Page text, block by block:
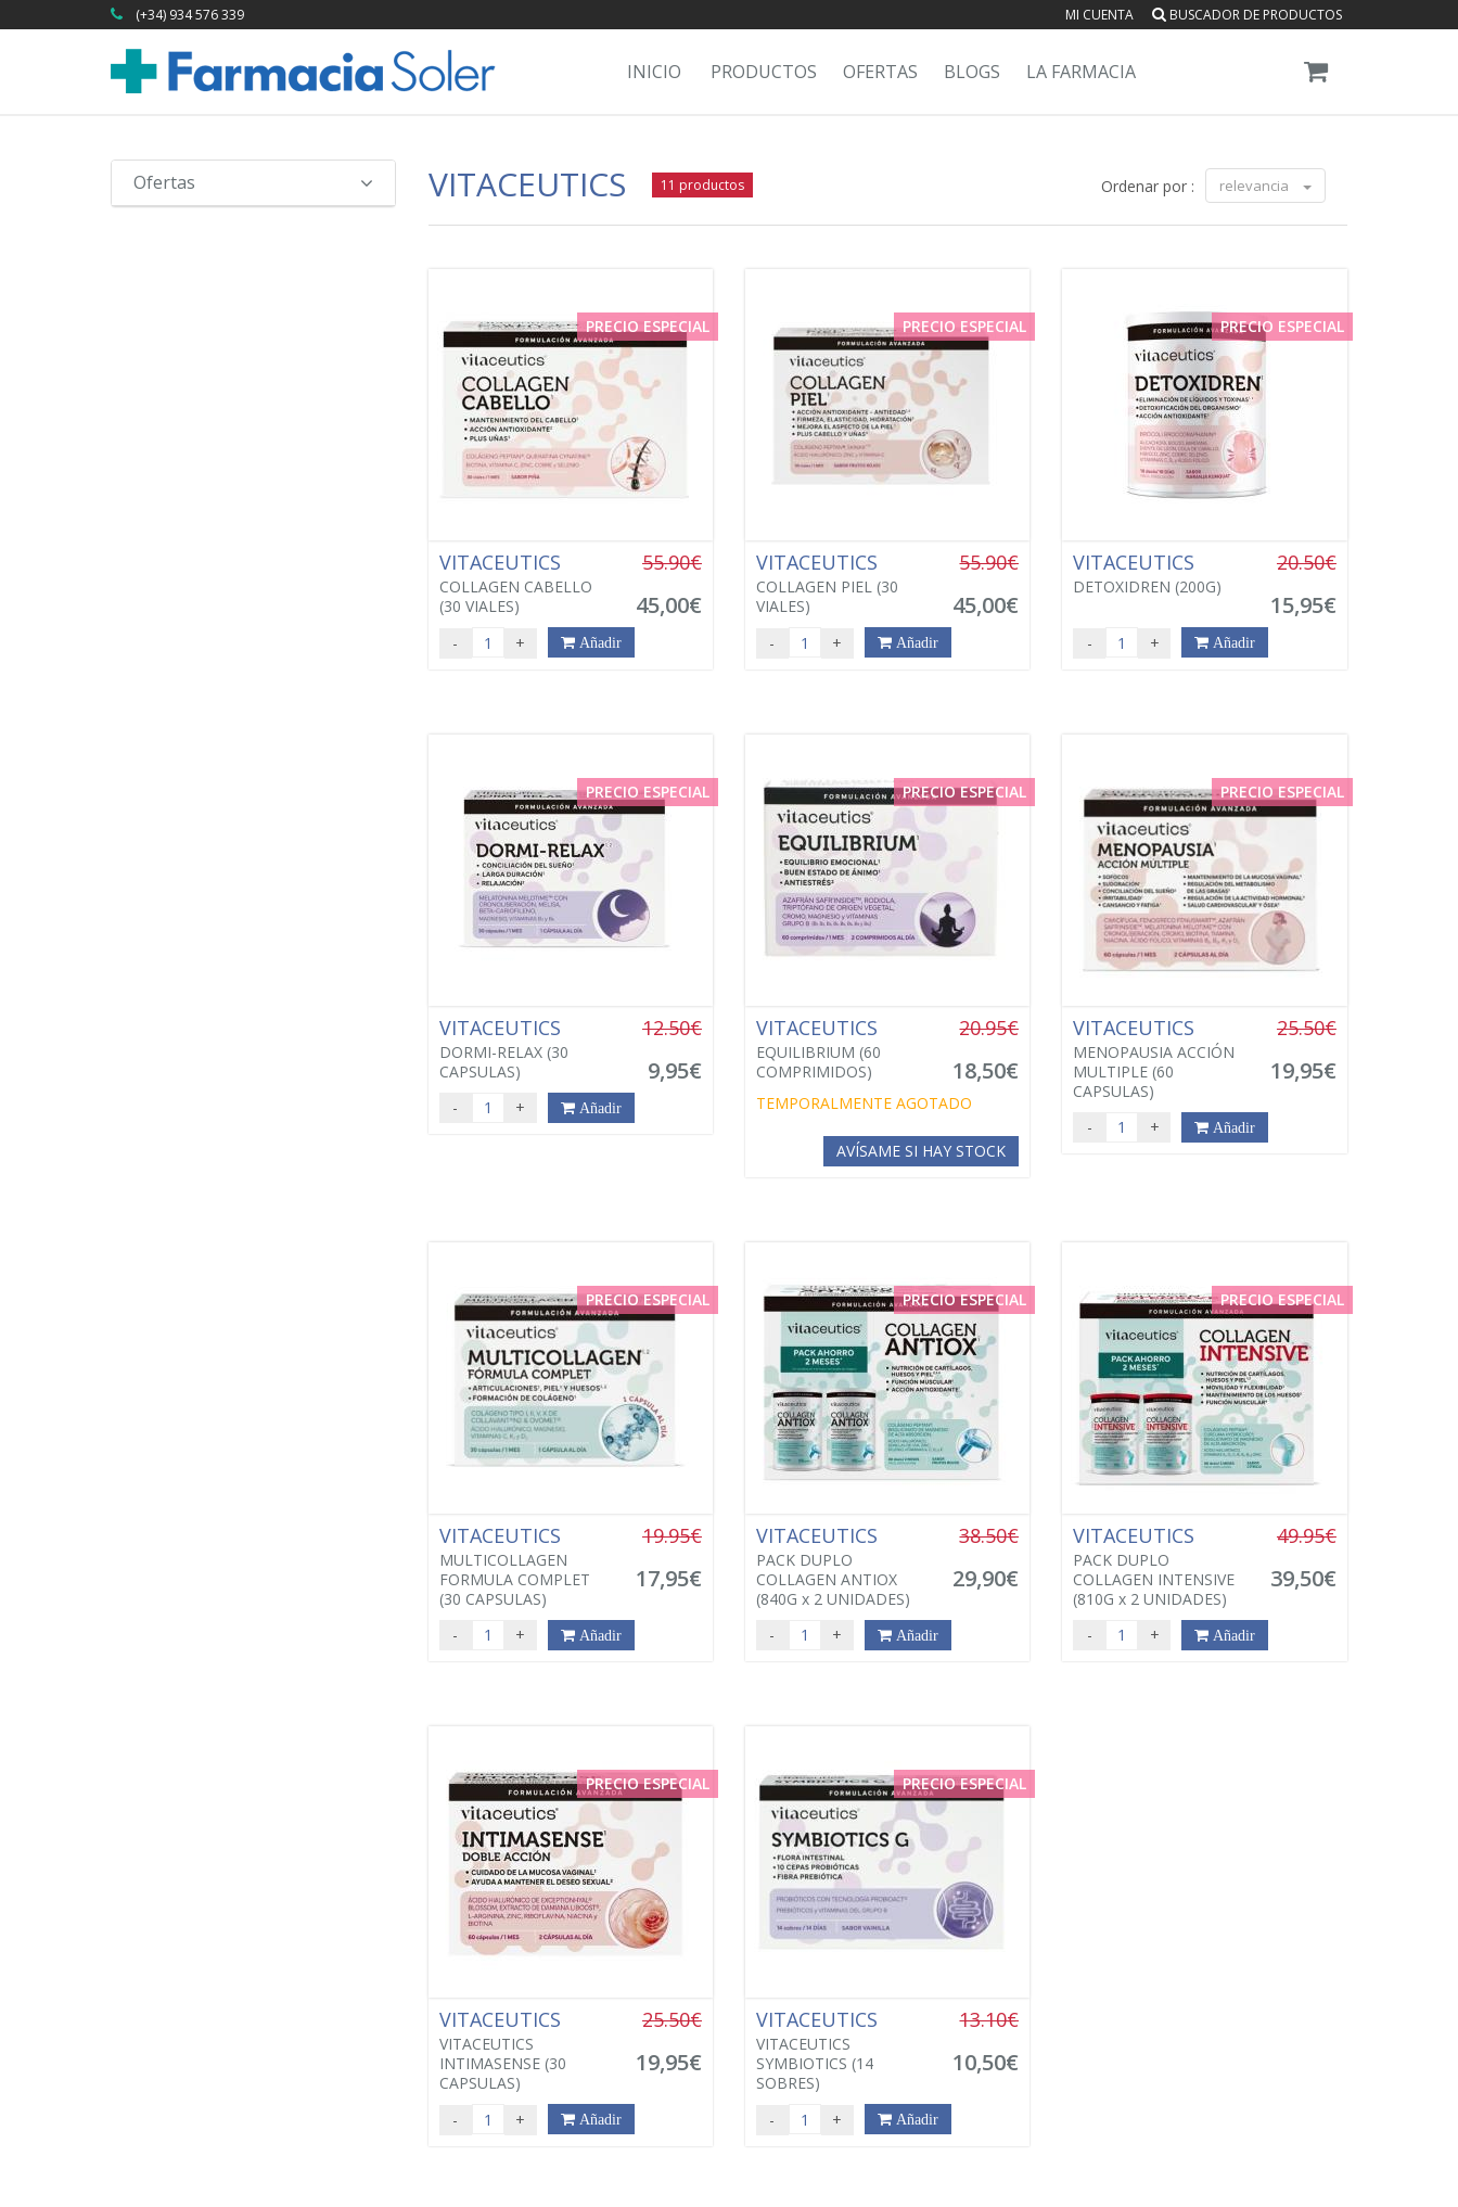
(+34) 934 576 339 MI CUENTA BUSCADOR DE PRODUCTOS
INICIO PRODUCTOS OFERTAS BLOGS LA FARMACIA
Ofertas VITACEUTICS 11 productos Ordenar por : relevancia
PRECIO ESPECIAL
VITACEUTICS
COLLAGEN CABELLO
(30 VIALES)
55.90€
45,00€
- + Añadir
PRECIO ESPECIAL
VITACEUTICS
COLLAGEN PIEL (30
VIALES)
55.90€
45,00€
- + Añadir
PRECIO ESPECIAL
VITACEUTICS
DETOXIDREN (200G)
20.50€
15,95€
- + Añadir
PRECIO ESPECIAL
VITACEUTICS
DORMI-RELAX (30
CAPSULAS)
12.50€
9,95€
- + Añadir
PRECIO ESPECIAL
VITACEUTICS
EQUILIBRIUM (60
COMPRIMIDOS)
20.95€
18,50€
TEMPORALMENTE AGOTADO
AVÍSAME SI HAY STOCK
PRECIO ESPECIAL
VITACEUTICS
MENOPAUSIA ACCIÓN
MULTIPLE (60
CAPSULAS)
25.50€
19,95€
- + Añadir
PRECIO ESPECIAL
VITACEUTICS
MULTICOLLAGEN
FORMULA COMPLET
(30 CAPSULAS)
19.95€
17,95€
- + Añadir
PRECIO ESPECIAL
VITACEUTICS
PACK DUPLO
COLLAGEN ANTIOX
(840G x 2 UNIDADES)
38.50€
29,90€
- + Añadir
PRECIO ESPECIAL
VITACEUTICS
PACK DUPLO
COLLAGEN INTENSIVE
(810G x 2 UNIDADES)
49.95€
39,50€
- + Añadir
PRECIO ESPECIAL
VITACEUTICS
VITACEUTICS
INTIMASENSE (30
CAPSULAS)
25.50€
19,95€
- + Añadir
PRECIO ESPECIAL
VITACEUTICS
VITACEUTICS
SYMBIOTICS (14
SOBRES)
13.10€
10,50€
- + Añadir